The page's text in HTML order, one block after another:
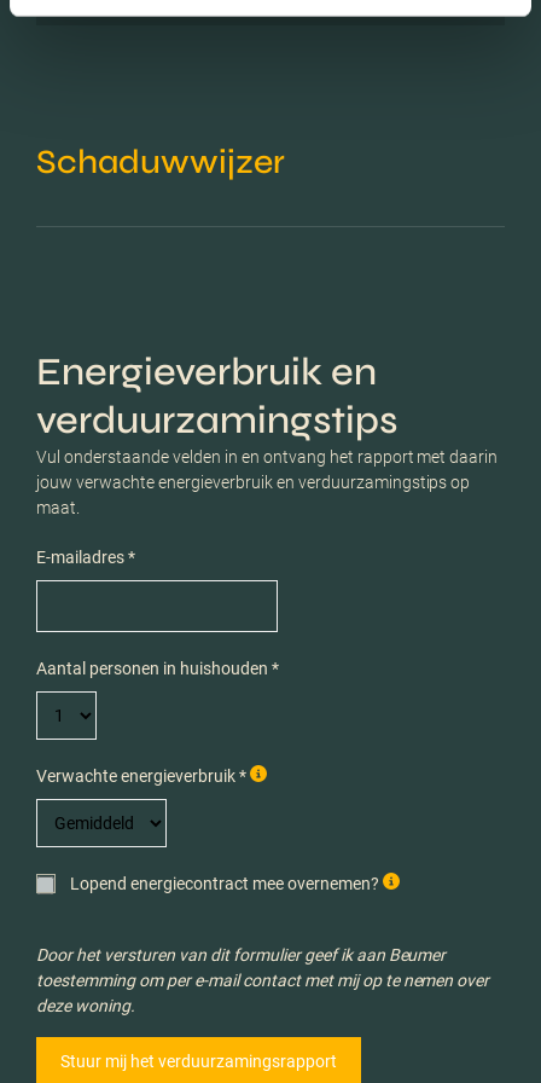
Schaduwwijzer
Energieverbruik en
verduurzamingstips
Vul onderstaande velden in en ontvang het rapport met daarin
jouw verwachte energieverbruik en verduurzamingstips op
maat.
E-mailadres *
Aantal personen in huishouden *
Verwachte energieverbruik *
Lopend energiecontract mee overnemen?
Door het versturen van dit formulier geef ik aan Beumer
toestemming om per e-mail contact met mij op te nemen over
deze woning.